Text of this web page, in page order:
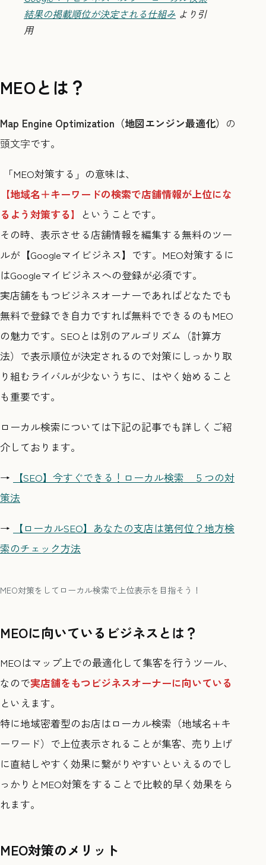
結果の掲載順位が決定される仕組み より引
用
MEOとは？
Map Engine Optimization（地図エンジン最適化） の
頭文字です。
「MEO対策する」の意味は、
【地域名＋キーワードの検索で店舗情報が上位にな
るよう対策する】
ということです。
その時、表示させる店舗情報を編集する無料のツー
ルが【Googleマイビジネス】です。MEO対策するに
はGoogleマイビジネスへの登録が必須です。
実店舗をもつビジネスオーナーであればどなたでも
無料で登録でき自力ですれば無料でできるのもMEO
の魅力です。SEOとは別のアルゴリズム（計算方
法）で表示順位が決定されるので対策にしっかり取
り組むライバルが少ないうちに、はやく始めること
も重要です。
ローカル検索については下記の記事でも詳しくご紹
介しております。
→
【SEO】今すぐできる！ローカル検索 ５つの対
策法
→
【ローカルSEO】あなたの支店は第何位？地方検
索のチェック方法
MEO対策をしてローカル検索で上位表示を目指そう！
MEOに向いているビジネスとは？
MEOはマップ上での最適化して集客を行うツール、
なので実店舗をもつビジネスオーナーに向いている
といえます。
特に地域密着型のお店はローカル検索（地域名+キ
ーワード）で上位表示されることが集客、売り上げ
に直結しやすく効果に繋がりやすいといえるのでし
っかりとMEO対策をすることで比較的早く効果をら
れます。
MEO対策のメリット